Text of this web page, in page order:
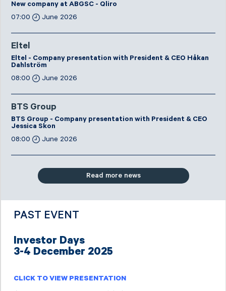
New company at ABGSC - Qliro
07:00
June 2026
Eltel
Eltel - Company presentation with President & CEO Håkan
Dahlström
08:00
June 2026
BTS Group
BTS Group - Company presentation with President & CEO
Jessica Skon
08:00
June 2026
Read more news
PAST EVENT
Investor Days
3-4 December 2025
CLICK TO VIEW PRESENTATION